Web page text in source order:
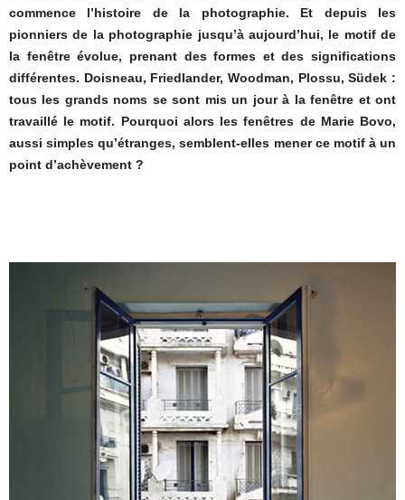
commence l’histoire de la photographie. Et depuis les
pionniers de la photographie jusqu’à aujourd’hui, le motif de
la fenêtre évolue, prenant des formes et des significations
différentes. Doisneau, Friedlander, Woodman, Plossu, Südek :
tous les grands noms se sont mis un jour à la fenêtre et ont
travaillé le motif. Pourquoi alors les fenêtres de Marie Bovo,
aussi simples qu’étranges, semblent-elles mener ce motif à un
point d’achèvement ?